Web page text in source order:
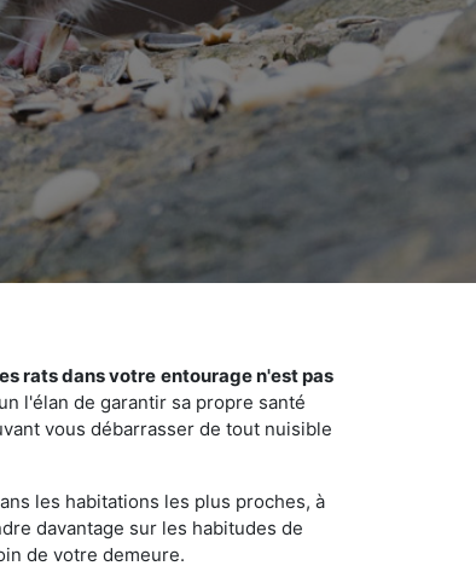
rats dans votre entourage n'est pas
l'élan de garantir sa propre santé
vous débarrasser de tout nuisible
les habitations les plus proches, à
davantage sur les habitudes de
de votre demeure.